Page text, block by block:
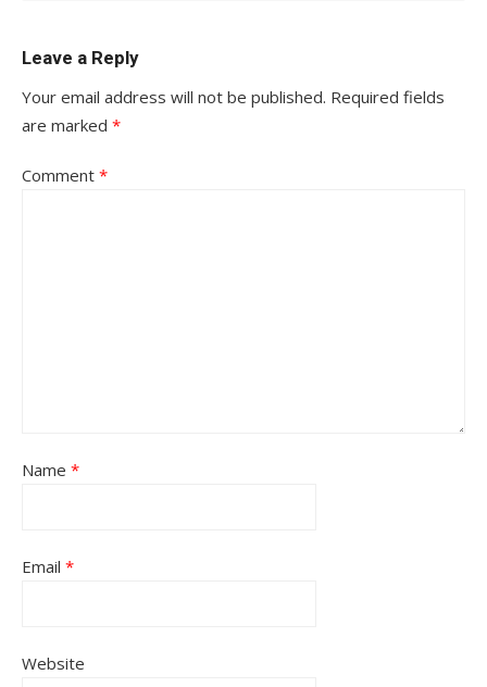
Leave a Reply
Your email address will not be published. Required fields
are marked *
Comment *
Name *
Email *
Website